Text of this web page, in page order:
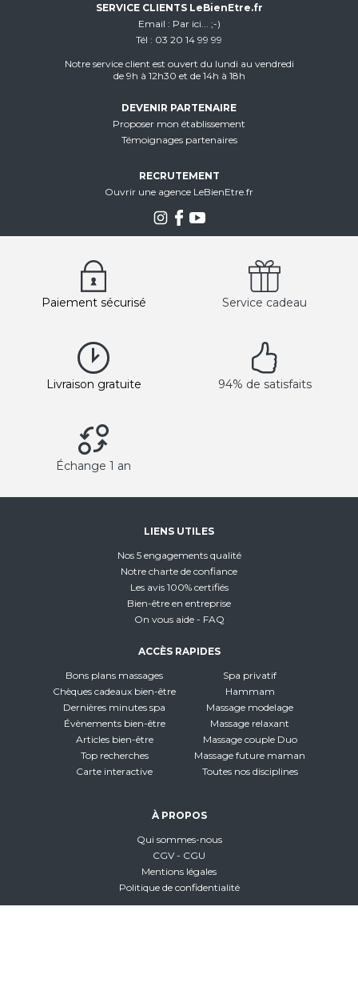
SERVICE CLIENTS LeBienEtre.fr
Email
Par ici... ;-)
Tél
03 20 14 99 99
Notre service client est ouvert du lundi au vendredi
de 9h à 12h30 et de 14h à 18h
DEVENIR PARTENAIRE
Proposer mon établissement
Témoignages partenaires
RECRUTEMENT
Ouvrir une agence LeBienEtre.fr
Paiement sécurisé Service cadeau
Livraison gratuite 94% de satisfaits
Échange 1 an
LIENS UTILES
Nos 5 engagements qualité
Notre charte de confiance
Les avis 100% certifiés
Bien-être en entreprise
On vous aide - FAQ
ACCÈS RAPIDES
Bons plans massages
Chèques cadeaux bien-être
Dernières minutes spa
Évènements bien-être
Articles bien-être
Top recherches
Carte interactive
Spa privatif
Hammam
Massage modelage
Massage relaxant
Massage couple Duo
Massage future maman
Toutes nos disciplines
À PROPOS
Qui sommes-nous
CGV - CGU
Mentions légales
Politique de confidentialité